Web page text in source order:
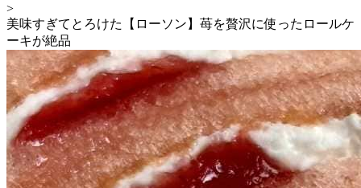
>
美味すぎてとろけた【ローソン】苺を贅沢に使ったロールケ
ーキが絶品